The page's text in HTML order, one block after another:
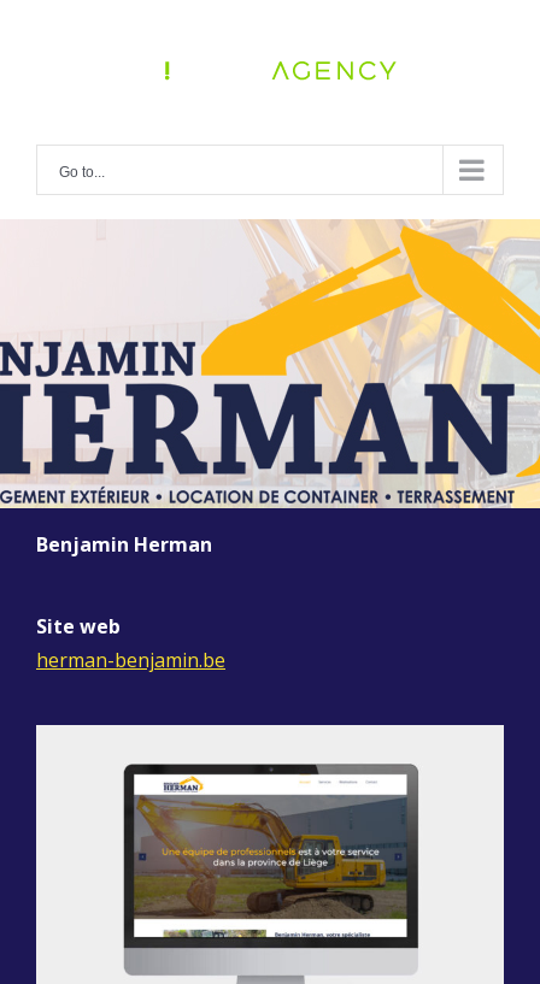
Go to...
Benjamin Herman
Site web
herman-benjamin.be